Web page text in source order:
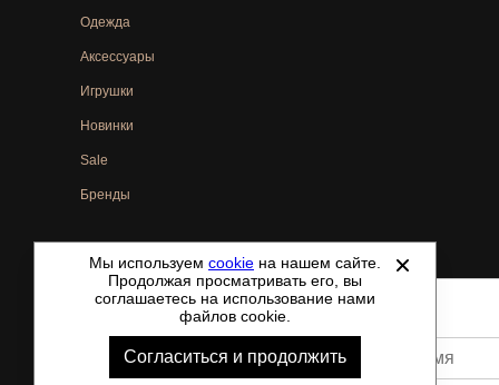
Одежда
Аксессуары
Игрушки
Новинки
Sale
Бренды
©2021-2026 - ShoesTown.ru - все права защищены.
Мы используем cookie на нашем сайте.
Продолжая просматривать его, вы
соглашаетесь на использование нами
файлов cookie.
Согласиться и продолжить Ваше имя